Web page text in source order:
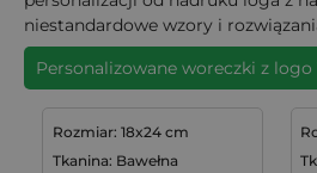
niestandardowe wzory i
Personalizowane woreczki z
Rozmiar: 18x24 cm
Tkanina: Bawełna